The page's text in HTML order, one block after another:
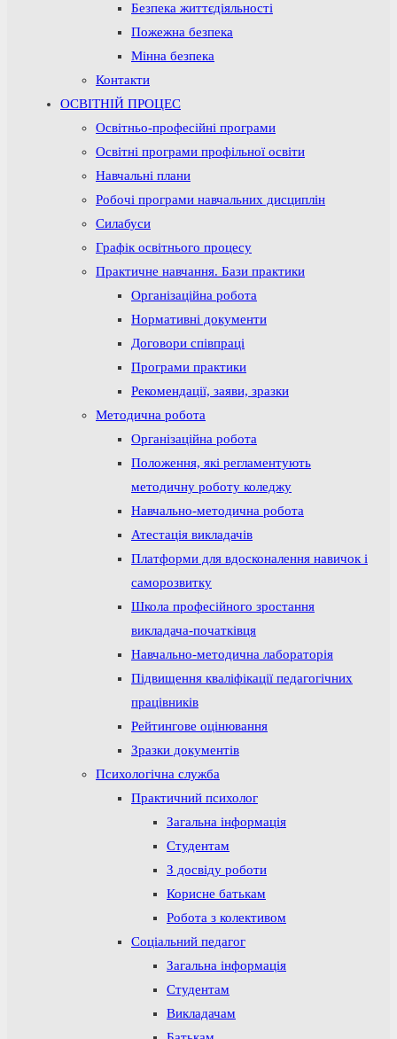
Безпека життєдіяльності
Пожежна безпека
Мінна безпека
Контакти
ОСВІТНІЙ ПРОЦЕС
Освітньо-професійні програми
Освітні програми профільної освіти
Навчальні плани
Робочі програми навчальних дисциплін
Силабуси
Графік освітнього процесу
Практичне навчання. Бази практики
Організаційна робота
Нормативні документи
Договори співпраці
Програми практики
Рекомендації, заяви, зразки
Методична робота
Організаційна робота
Положення, які регламентують
методичну роботу коледжу
Навчально-методична робота
Атестація викладачів
Платформи для вдосконалення навичок і
саморозвитку
Школа професійного зростання
викладача-початківця
Навчально-методична лабораторія
Підвищення кваліфікації педагогічних
працівників
Рейтингове оцінювання
Зразки документів
Психологічна служба
Практичний психолог
Загальна інформація
Студентам
З досвіду роботи
Корисне батькам
Робота з колективом
Соціальний педагог
Загальна інформація
Студентам
Викладачам